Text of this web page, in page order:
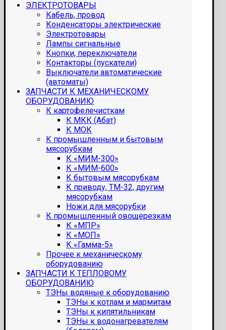
ЭЛЕКТРОТОВАРЫ
Кабель, провод
Конденсаторы электрические
Электротовары
Лампы сигнальные
Кнопки, переключатели
Контакторы (пускатели)
Выключатели автоматические
(автоматы)
ЗАПЧАСТИ К МЕХАНИЧЕСКОМУ
ОБОРУДОВАНИЮ
К картофелечисткам
К МКК (Абат)
К МОК
К промышленным и бытовым
мясорубкам
К «МИМ-300»
К «МИМ-600»
К бытовым мясорубкам
К приводу, ТМ-32, другим
мясорубкам
Ножи для мясорубки
К промышленный овощерезкам
К «МПР»
К «МОП»
К «Гамма-5»
Прочее к механическому
оборудованию
ЗАПЧАСТИ К ТЕПЛОВОМУ
ОБОРУДОВАНИЮ
ТЭНы водяные к оборудованию
ТЭНы к котлам и мармитам
ТЭНы к кипятильникам
ТЭНы к водонагревателям